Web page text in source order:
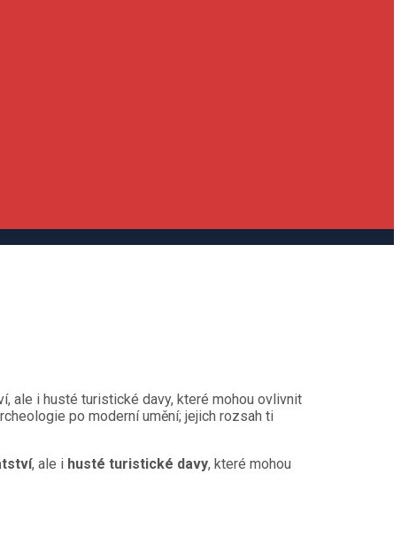
ale i husté turistické davy, které mohou ovlivnit
po moderní umění; jejich rozsah ti
, ale i husté turistické davy, které mohou